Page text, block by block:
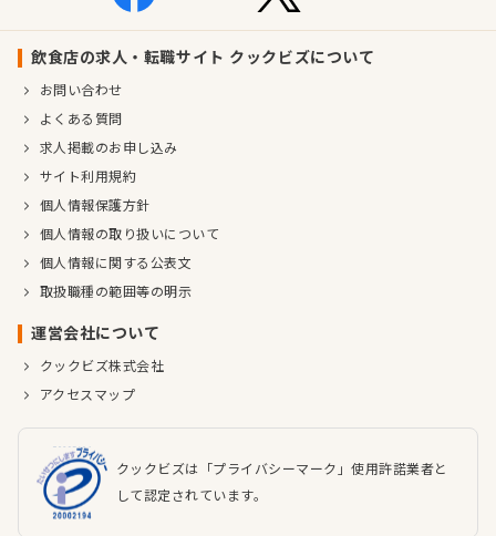
飲食店の求人・転職サイト クックビズについて
お問い合わせ
よくある質問
求人掲載のお申し込み
サイト利用規約
個人情報保護方針
個人情報の取り扱いについて
個人情報に関する公表文
取扱職種の範囲等の明示
運営会社について
クックビズ株式会社
アクセスマップ
クックビズは「プライバシーマーク」使用許諾業者と
して認定されています。